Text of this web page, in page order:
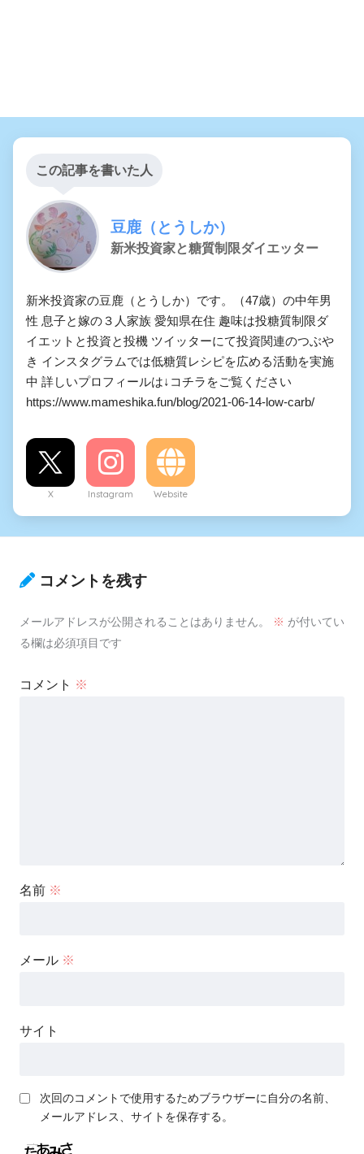
この記事を書いた人
豆鹿（とうしか）
新米投資家と糖質制限ダイエッター
新米投資家の豆鹿（とうしか）です。（47歳）の中年男
性 息子と嫁の３人家族 愛知県在住 趣味は投糖質制限ダ
イエットと投資と投機 ツイッターにて投資関連のつぶや
き インスタグラムでは低糖質レシピを広める活動を実施
中 詳しいプロフィールは↓コチラをご覧ください
https://www.mameshika.fun/blog/2021-06-14-low-carb/
X Instagram Website
コメントを残す
メールアドレスが公開されることはありません。 ※ が付いてい
る欄は必須項目です
コメント ※
名前 ※
メール ※
サイト
次回のコメントで使用するためブラウザーに自分の名前、
メールアドレス、サイトを保存する。